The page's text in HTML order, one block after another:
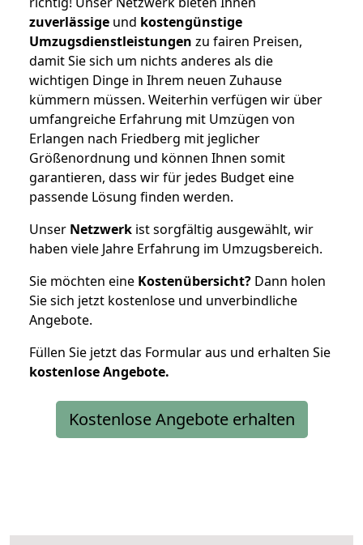
zuverlässige und kostengünstige
Umzugsdienstleistungen zu fairen Preisen,
damit Sie sich um nichts anderes als die
wichtigen Dinge in Ihrem neuen Zuhause
kümmern müssen. Weiterhin verfügen wir über
umfangreiche Erfahrung mit Umzügen von
Erlangen nach Friedberg mit jeglicher
Größenordnung und können Ihnen somit
garantieren, dass wir für jedes Budget eine
passende Lösung finden werden.
Unser Netzwerk ist sorgfältig ausgewählt, wir
haben viele Jahre Erfahrung im Umzugsbereich.
Sie möchten eine Kostenübersicht? Dann holen
Sie sich jetzt kostenlose und unverbindliche
Angebote.
Füllen Sie jetzt das Formular aus und erhalten Sie
kostenloseAngebote.
Kostenlose Angebote erhalten